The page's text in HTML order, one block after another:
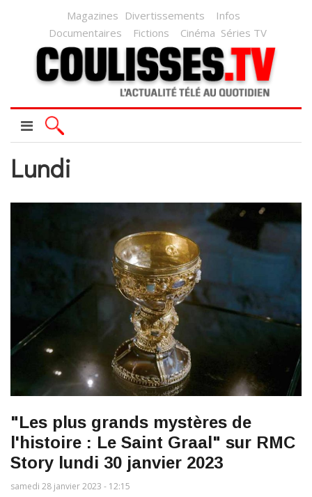
Magazines Divertissements
Infos
Documentaires
Fictions Cinéma Séries TV
Lundi
"Les plus grands mystères de
l'histoire : Le Saint Graal" sur RMC
Story lundi 30 janvier 2023
samedi 28 janvier 2023 - 12:15